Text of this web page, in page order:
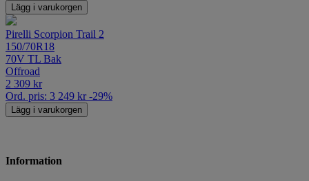
Lägg i varukorgen
Pirelli Scorpion Trail 2
150/70R18
70V TL Bak
Offroad
2 309 kr
Ord. pris: 3 249 kr -29%
Lägg i varukorgen
Information